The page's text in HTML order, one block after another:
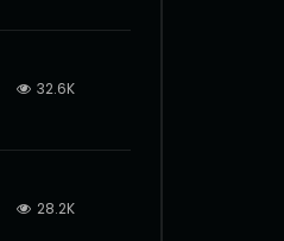
32.6K
28.2K